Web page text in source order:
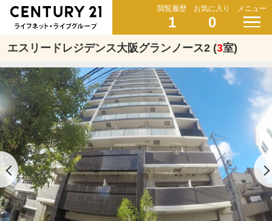
閲覧履歴
1
お気に入り
0
メニュー
エスリードレジデンス大阪グランノース2 (3室)